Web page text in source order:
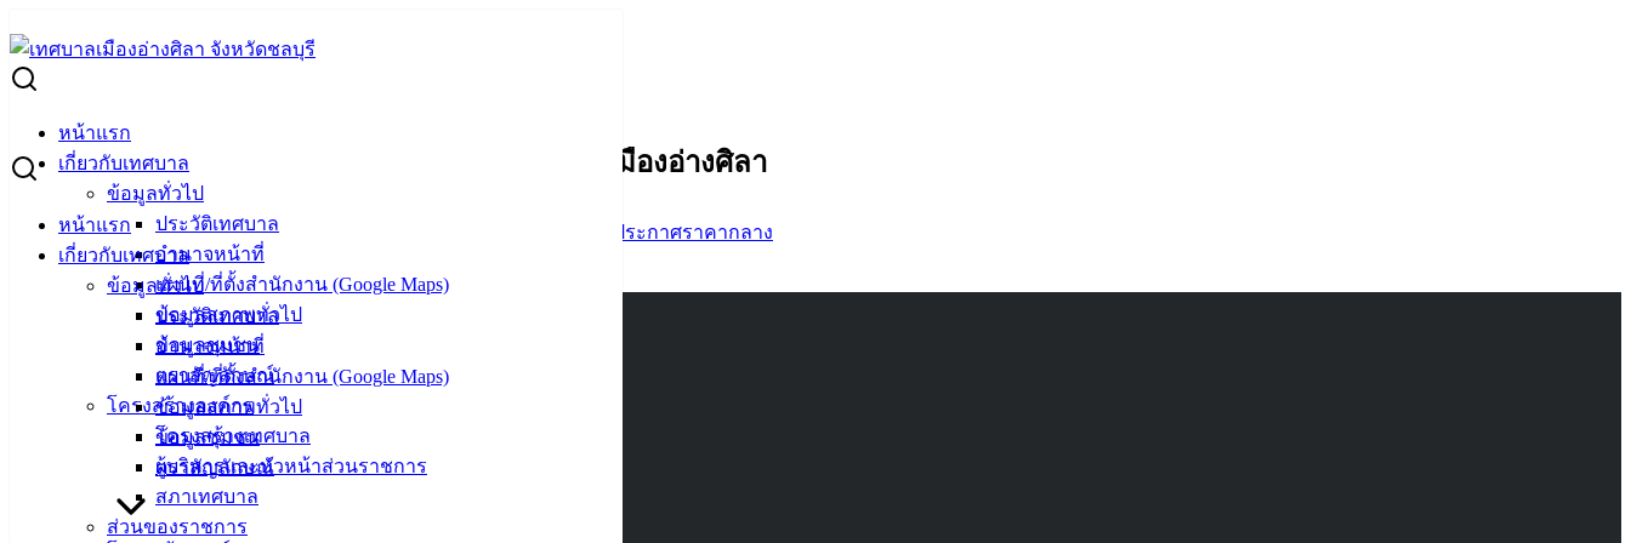
to
content
หน้าแรก
เกี่ยวกับเทศบาล
ข้อมูลทั่วไป
ประวัติเทศบาล
อำนาจหน้าที่
แผนที่/ที่ตั้งสำนักงาน (Google Maps)
ข้อมูลสภาพทั่วไป
ข้อมูลชุมชน
ตราสัญลักษณ์
โครงสร้างองค์กร
โครงสร้างเทศบาล
ผู้บริหารและหัวหน้าส่วนราชการ
สภาเทศบาล
ส่วนของราชการ
หน้าแรก
เกี่ยวกับเทศบาล
ข้อมูลทั่วไป
ประวัติเทศบาล
อำนาจหน้าที่
แผนที่/ที่ตั้งสำนักงาน (Google Maps)
ข้อมูลสภาพทั่วไป
ข้อมูลชุมชน
ตราสัญลักษณ์
Search
for:
ราคากลางโครงการปรับปรุงอาคารพัสดุ เทศบาลเมืองอ่างศิลา
กันยายน 6, 2022พฤศจิกายน 15, 2022 ประกาศราคากลาง
ราคากลางปรับปรุงอาคารพัสดุ ดาวน์โหลด
เทศบาลเมืองอ่างศิลา
สำนักงานเทศบาลเมืองอ่างศิลา 90/338 ม.3
ต.เสม็ด อ.เมือง จ.ชลบุรี 20000
038-142-100-104